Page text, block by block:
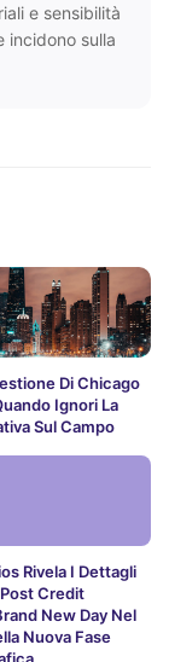
e sensibilità
incidono sulla
Di Chicago
Ignori La
Sul Campo
Rivela I Dettagli
Credit
New Day Nel
Nuova Fase